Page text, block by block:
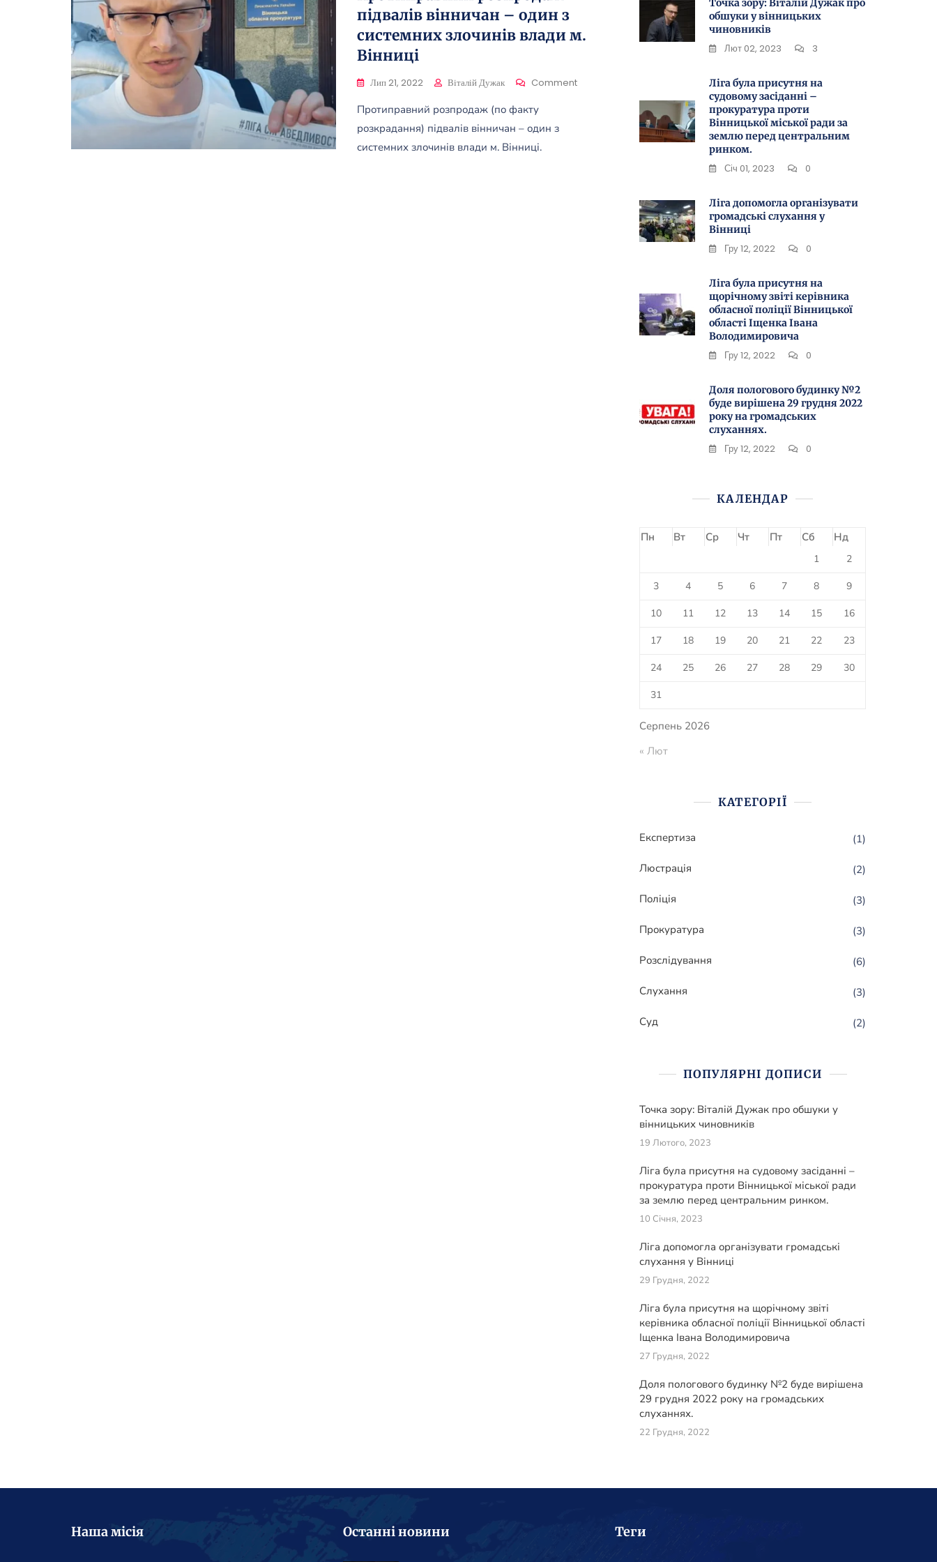
підвалів вінничан – один з
системних злочинів влади м.
Вінниці
Лип 21, 2022 Віталій Дужак CommentOn
Протиправний розпродаж (по факту
розкрадання) підвалів вінничан – один з
системних злочинів влади м. Вінниці.
Точка зору: Віталій Дужак про
обшуки у вінницьких
чиновників
Лют 02, 2023 3
Ліга була присутня на
судовому засіданні –
прокуратура проти
Вінницької міської ради за
землю перед центральним
ринком.
Січ 01, 2023 0
Ліга допомогла організувати
громадські слухання у
Вінниці
Гру 12, 2022 0
Ліга була присутня на
щорічному звіті керівника
обласної поліції Вінницької
області Іщенка Івана
Володимировича
Гру 12, 2022 0
Доля пологового будинку №2
буде вирішена 29 грудня 2022
року на громадських
слуханнях.
Гру 12, 2022 0
КАЛЕНДАР
Серпень 2026
Пн Вт Ср Чт Пт Сб Нд
1 2
3 4 5 6 7 8 9
10 11 12 13 14 15 16
17 18 19 20 21 22 23
24 25 26 27 28 29 30
31
« Лют
КАТЕГОРІЇ
Експертиза (1)
Люстрація (2)
Поліція (3)
Прокуратура (3)
Розслідування (6)
Слухання (3)
Суд (2)
ПОПУЛЯРНІ ДОПИСИ
Точка зору: Віталій Дужак про обшуки у
вінницьких чиновників
19 Лютого, 2023
Ліга була присутня на судовому засіданні –
прокуратура проти Вінницької міської ради
за землю перед центральним ринком.
10 Січня, 2023
Ліга допомогла організувати громадські
слухання у Вінниці
29 Грудня, 2022
Ліга була присутня на щорічному звіті
керівника обласної поліції Вінницької області
Іщенка Івана Володимировича
27 Грудня, 2022
Доля пологового будинку №2 буде вирішена
29 грудня 2022 року на громадських
слуханнях.
22 Грудня, 2022
Наша місія Останні новини Теги